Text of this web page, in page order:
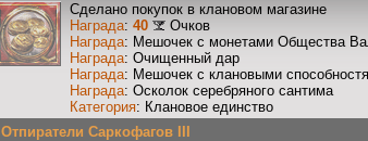
Сделано покупок в клановом магазине
Награда: 40
Очков
Награда: Мешочек с монетами Общества
Награда: Очищенный дар
Награда: Мешочек с клановыми
Награда: Осколок серебряного сантима
Категория: Клановое единство
Отпиратели Саркофагов III